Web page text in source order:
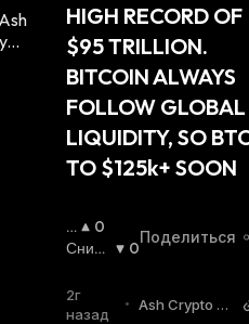
HIGH RECORD OF
$95 TRILLION.
BITCOIN ALWAYS
FOLLOW GLOBAL
LIQUIDITY, SO
TO $125k+ SOON
П
О
Ы
Ш
0
Сниж
Йся
0
Поделиться
2г
назад
• Ash Crypto T